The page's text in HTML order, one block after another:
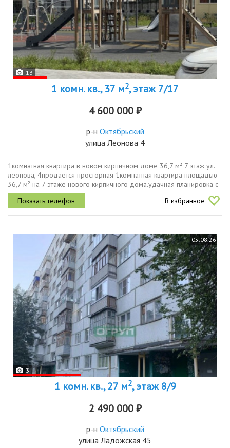
13
1 комн. кв., 37 м2, этаж 7/17
4 600 000 ₽
р-н Октябрьский
улица Леонова 4
1комнатная квартира в новом кирпичном доме 36,7 м² 7 этаж ул.
леонова, 4продается просторная 1комнатная квартира площадью
36,7 м² на 7 этаже нового кирпичного дома.удачная планировка с
окнами на две стороны дома. благодаря этому в квартире
всегда...
В избранное
05.08.26
3
1 комн. кв., 27 м2, этаж 8/9
2 490 000 ₽
р-н Октябрьский
улица Ладожская 45